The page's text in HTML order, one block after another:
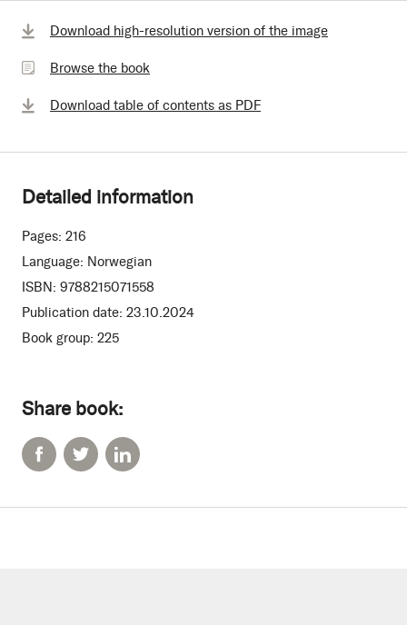
Share book:
Download high-resolution version of the image
Browse
bookBrowse the book
Download table of contents as PDF
Detailed information
Pages: 216
Language: Norwegian
ISBN: 9788215071558
Publication date: 23.10.2024
Book group: 225